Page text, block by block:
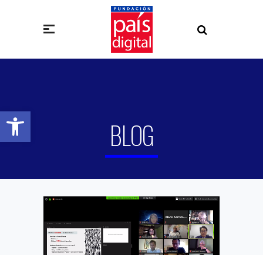
Abrir barra de herramientas
BLOG